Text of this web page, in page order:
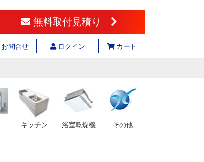
無料取付見積り
お問合せ ログイン カート
キッチン 浴室乾燥機 その他